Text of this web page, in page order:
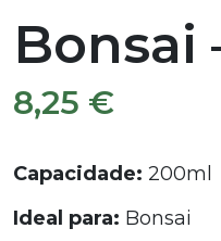
Bonsai
8,25 €
Capacidade: 200ml
Ideal para: Bonsai